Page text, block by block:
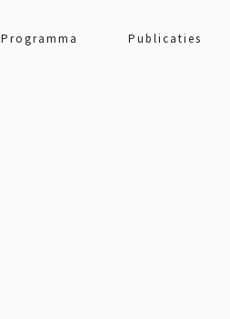
Programma Publicaties